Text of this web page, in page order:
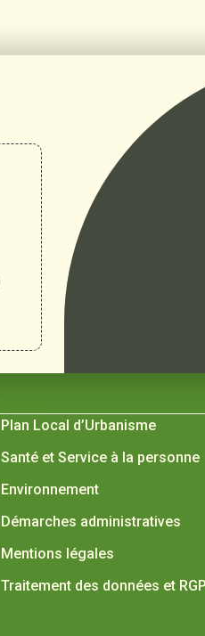
Plan Local d’Urbanisme
Santé et Service à la personne
Environnement
Démarches administratives
Mentions légales
Traitement des données et